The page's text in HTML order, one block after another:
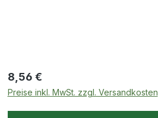
Regulärer Preis:
8,56 €
Preise inkl. MwSt. zzgl. Versandkosten